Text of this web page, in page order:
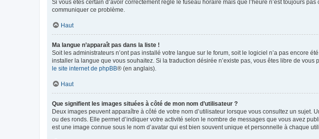
Si vous êtes certain d’avoir correctement réglé le fuseau horaire mais que l’heure n’est toujours
communiquer ce problème.
Haut
Ma langue n’apparaît pas dans la liste !
Soit les administrateurs n’ont pas installé votre langue sur le forum, soit le logiciel n’a pas encore
installer la langue que vous souhaitez. Si la traduction désirée n’existe pas, vous êtes libre de
le site internet de phpBB® (en anglais).
Haut
Que signifient les images situées à côté de mon nom d’utilisateur ?
Deux images peuvent apparaître à côté de votre nom d’utilisateur lorsque vous consultez un
ou des ronds. Elle permet d’indiquer votre activité selon le nombre de messages que vous avez
est une image connue sous le nom d’avatar qui est bien souvent unique et personnelle à chaque